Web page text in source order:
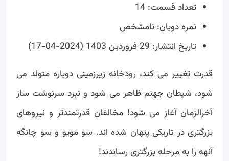
تعداد قسمت: 14
نمره دوبان: نامشخص
تاریخ انتشار: 29 فروردین 1403 (2024-04-17)
قدرت تغییر می کند، رودخانه زیرزمینی دوباره متولد می
شود، شیطان جهنم ظاهر می شود و نبرد سرنوشت ساز
آخرالزمان آغاز می شود! مخالفان قدرتمندتر و نیروهای
بزرگتری در تاریکی پنهان شده اند. سو مویو و سو چانگه
آنهه را به مرحله بزرگتری رساندند!